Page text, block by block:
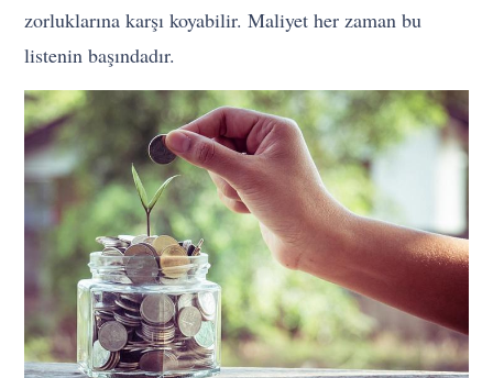
zorluklarına karşı koyabilir. Maliyet her zaman bu
listenin başındadır.